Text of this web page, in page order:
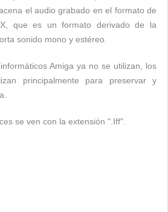
el audio grabado en el formato de
que es un formato derivado de la
sonido mono y estéreo.
Amiga ya no se utilizan, los
principalmente para preservar y
se ven con la extensión ".Iff".